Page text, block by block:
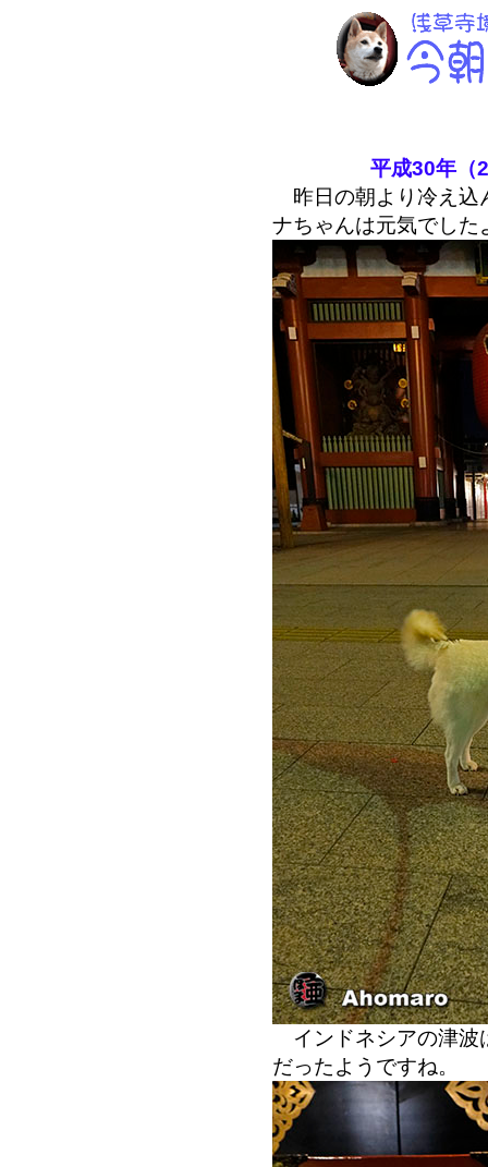
平成30年（
昨日の朝より冷え込
ナちゃんは元気でした
インドネシアの津波
だったようですね。